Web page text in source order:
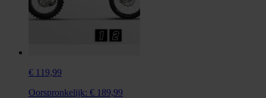
€ 119,99
Oorspronkelijk: € 189,99